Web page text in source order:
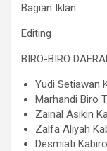
Bagian
Editing :
BIRO-BIRO
Yudi Setiawan
Marhandi Biro
Zainal Asikin
Zalfa Aliyah
Desmiati